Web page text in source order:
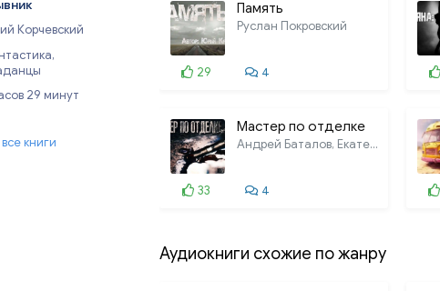
Корчевский
29 минут
книги
Память
Руслан Покровский
29 4
Мастер по отделке
Андрей Баталов, Екатерина Монеткина
33 4
Аудиокниги схожие по жанру